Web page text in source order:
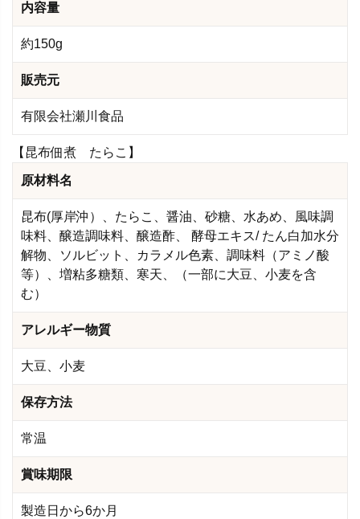
内容量
約150g
販売元
有限会社瀬川食品
【昆布佃煮 たらこ】
原材料名
昆布(厚岸沖）、たらこ、醤油、砂糖、水あめ、風味調
味料、醸造調味料、醸造酢、 酵母エキス/ たん白加水分
解物、ソルビット、カラメル色素、調味料（アミノ酸
等）、増粘多糖類、寒天、（一部に大豆、小麦を含
む）
アレルギー物質
大豆、小麦
保存方法
常温
賞味期限
製造日から6か月